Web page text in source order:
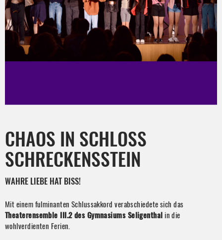
CHAOS IN SCHLOSS
SCHRECKENSSTEIN
WAHRE LIEBE HAT BISS!
Mit einem fulminanten Schlussakkord verabschiedete sich das
Theaterensemble III.2 des Gymnasiums Seligenthal in die
wohlverdienten Ferien.